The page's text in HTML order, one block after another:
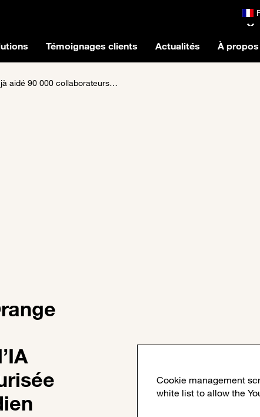
Témoignages clients Actualités À propos
générative de façon sécurisée et responsable au quotidien